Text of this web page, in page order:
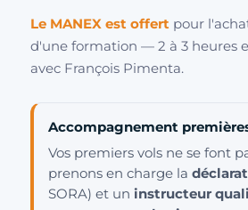
Le MANEX est offert pour
d'une formation — 2 à 3 heures
avec François Pimenta.
Accompagnement
Vos premiers vols ne se font
prenons en charge la
SORA) et un instructeur